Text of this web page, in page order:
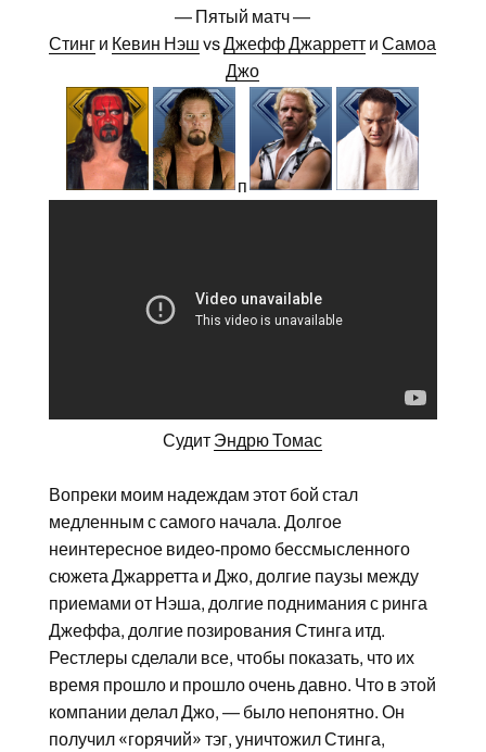
— Пятый матч —
Стинг и Кевин Нэш vsДжефф Джарретт иСамоа
Джо
п
Судит Эндрю Томас
Вопреки моим надеждам этот бой стал
медленным с самого начала. Долгое
неинтересное видео-промо бессмысленного
сюжета Джарретта и Джо, долгие паузы между
приемами от Нэша, долгие поднимания с ринга
Джеффа, долгие позирования Стинга итд.
Рестлеры сделали все, чтобы показать, что их
время прошло и прошло очень давно. Что в этой
компании делал Джо, — было непонятно. Он
получил «горячий» тэг, уничтожил Стинга,